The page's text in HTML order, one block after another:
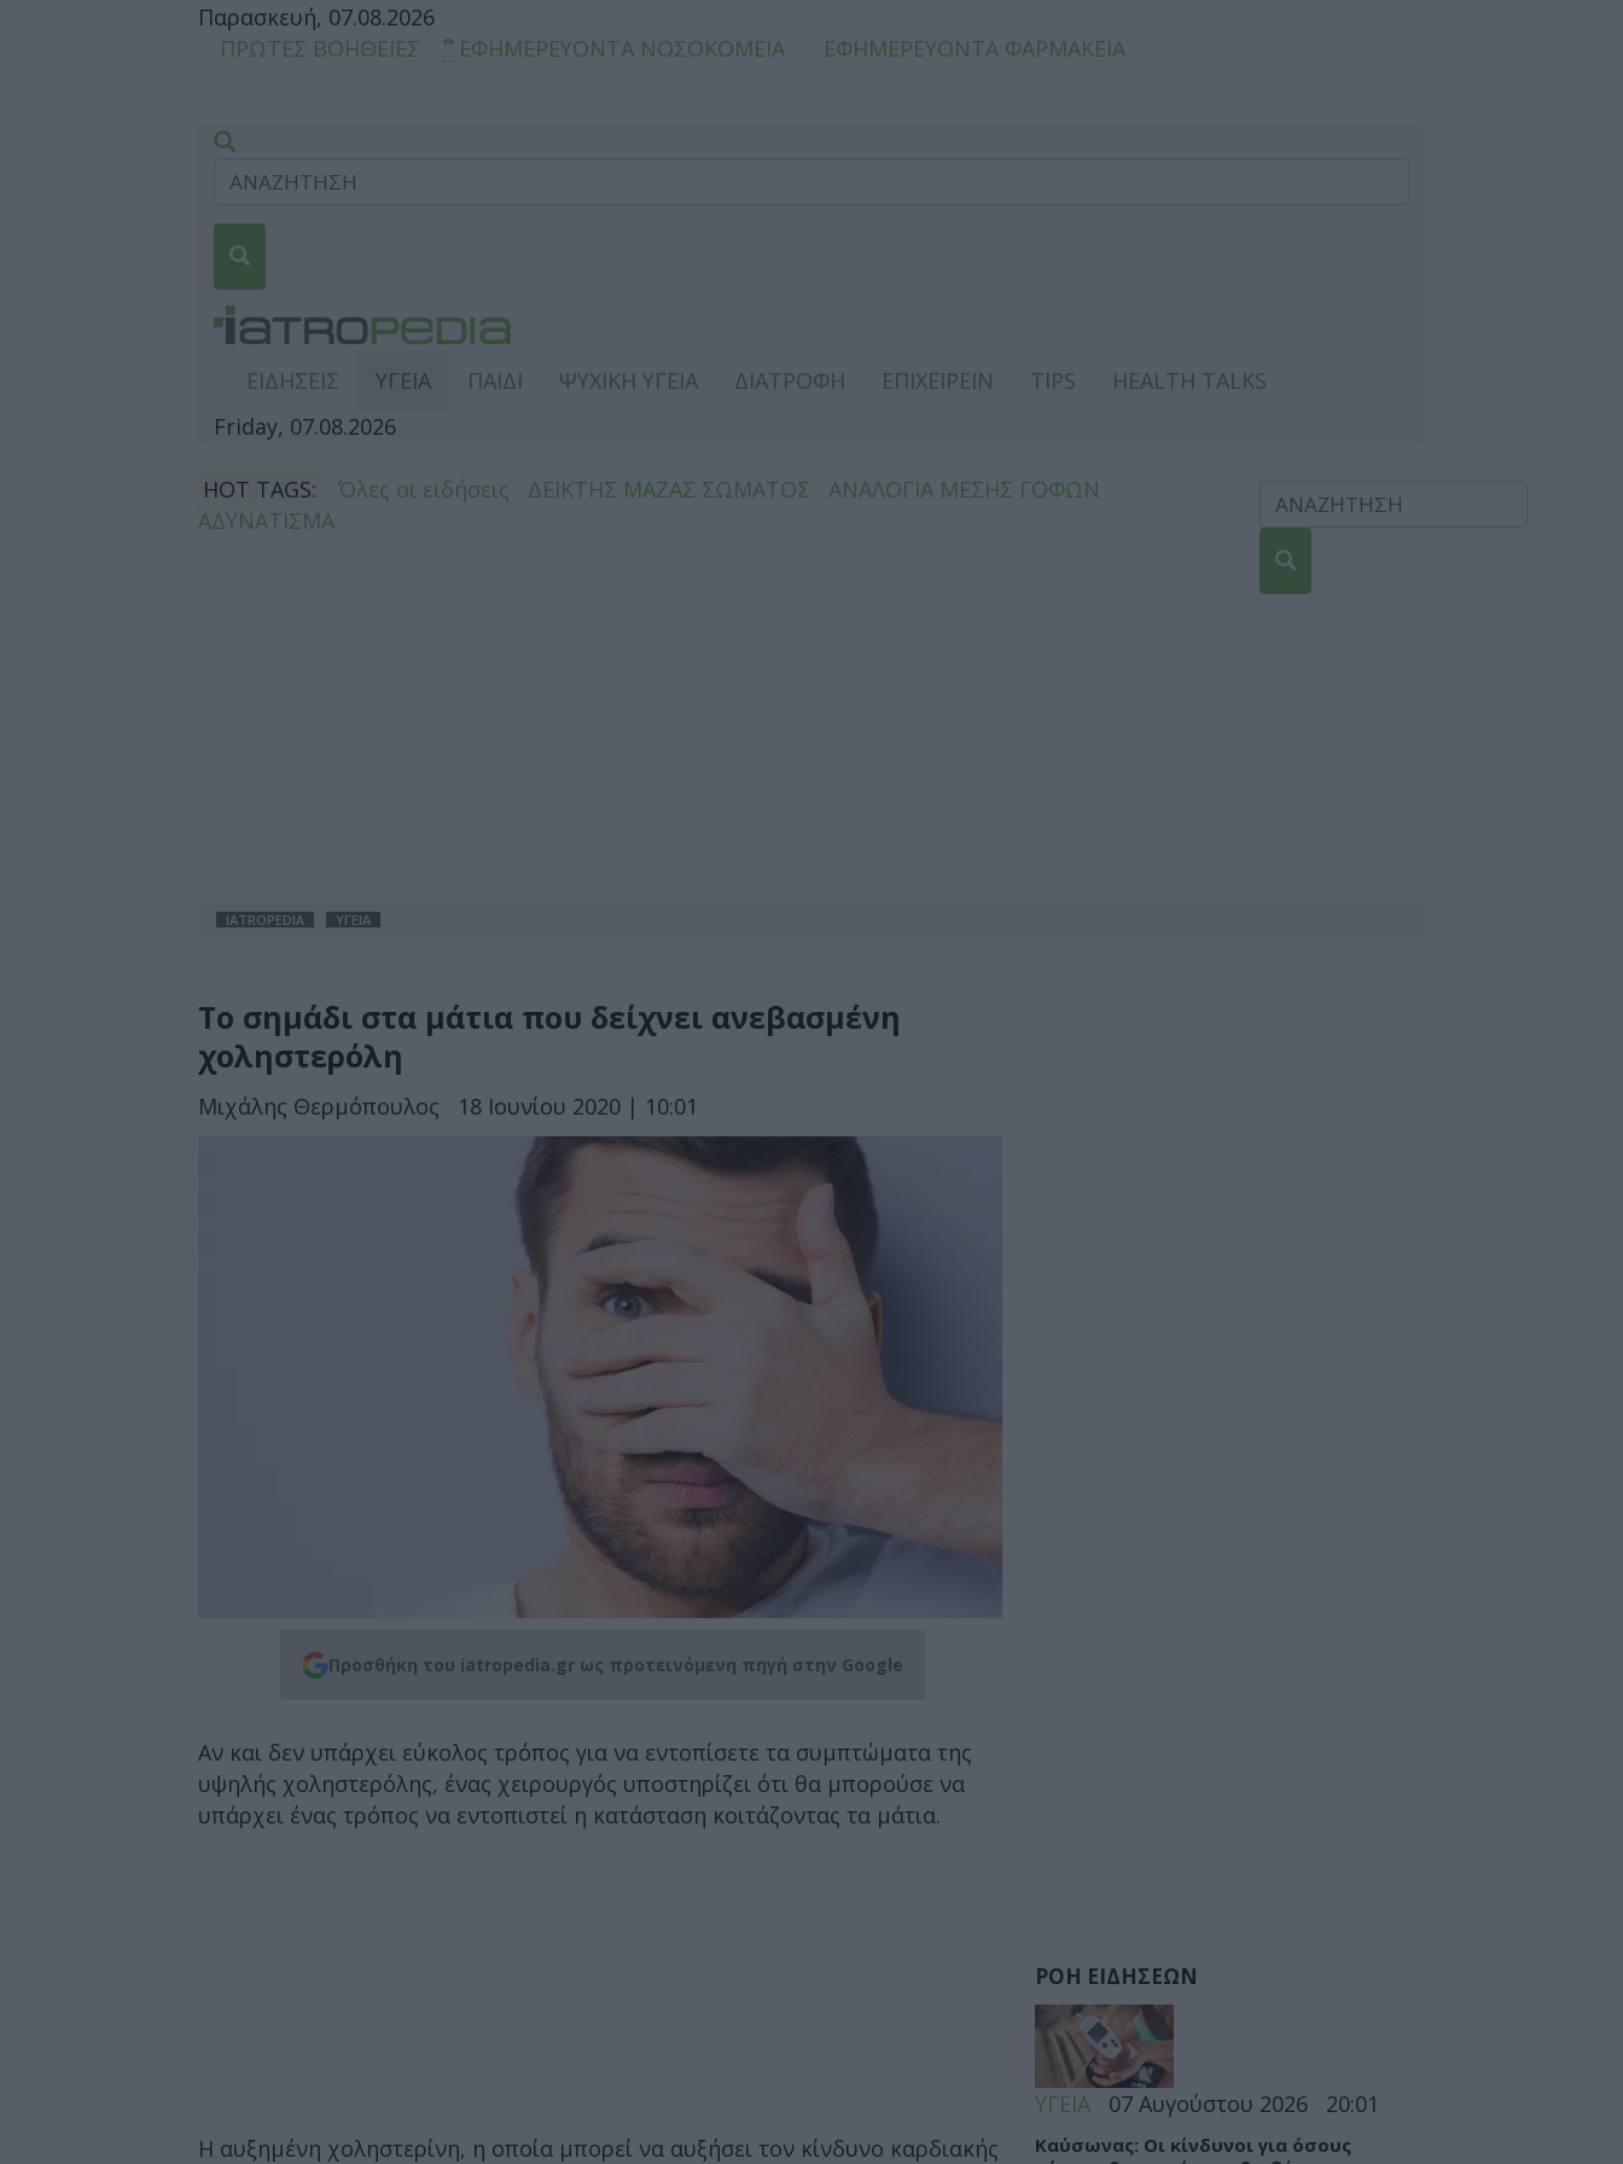
Παρασκευή, 07.08.2026
ΠΡΩΤΕΣ ΒΟΗΘΕΙΕΣ
ΕΦΗΜΕΡΕΥΟΝΤΑ ΝΟΣΟΚΟΜΕΙΑ ΕΦΗΜΕΡΕΥΟΝΤΑ ΦΑΡΜΑΚΕΙΑ
ΕΙΔΗΣΕΙΣ ΥΓΕΙΑ ΠΑΙΔΙ ΨΥΧΙΚΗ ΥΓΕΙΑ ΔΙΑΤΡΟΦΗ ΕΠΙΧΕΙΡΕΙΝ TIPS
HEALTH TALKS
Friday, 07.08.2026
HOT TAGS: Όλες οι ειδήσεις ΔΕΙΚΤΗΣ ΜΑΖΑΣ ΣΩΜΑΤΟΣ
ΑΝΑΛΟΓΙΑ ΜΕΣΗΣ ΓΟΦΩΝ
ΑΔΥΝΑΤΙΣΜΑ
IATROPEDIA ΥΓΕΙΑ
Το σημάδι στα μάτια που δείχνει ανεβασμένη
χοληστερόλη
Μιχάλης Θερμόπουλος 18 Ιουνίου 2020 | 10:01
Προσθήκη του iatropedia.gr ως προτεινόμενη πηγή στην Google
Αν και δεν υπάρχει εύκολος τρόπος για να εντοπίσετε τα συμπτώματα της
υψηλής χοληστερόλης, ένας χειρουργός υποστηρίζει ότι θα μπορούσε να
υπάρχει ένας τρόπος να εντοπιστεί η κατάσταση κοιτάζοντας τα μάτια.
Η αυξημένη χοληστερίνη, η οποία μπορεί να αυξήσει τον κίνδυνο καρδιακής
ΡΟΗ ΕΙΔΗΣΕΩΝ
ΥΓΕΙΑ 07 Αυγούστου 2026 20:01
Καύσωνας: Οι κίνδυνοι για όσους